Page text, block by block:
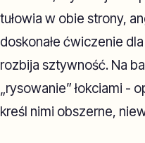
tułowia w obie strony,
doskonałe ćwiczenie
rozbija sztywność. Na
„rysowanie” łokciami -
kreśl nimi obszerne,